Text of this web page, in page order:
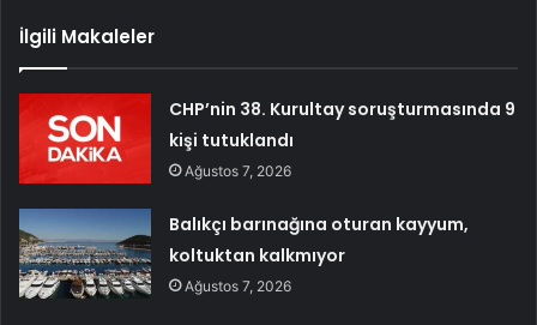
İlgili Makaleler
CHP’nin 38. Kurultay soruşturmasında 9
kişi tutuklandı
Ağustos 7, 2026
Balıkçı barınağına oturan kayyum,
koltuktan kalkmıyor
Ağustos 7, 2026